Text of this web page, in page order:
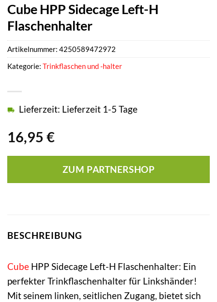
Cube HPP Sidecage Left-H
Flaschenhalter
16,95 €
Lieferzeit: Lieferzeit 1-5 Tage
ZUM PARTNERSHOP
Artikelnummer: 4250589472972
Kategorie: Trinkflaschen und -halter
BESCHREIBUNG
Cube HPP Sidecage Left-H Flaschenhalter: Ein
perfekter Trinkflaschenhalter für Linkshänder!
Mit seinem linken, seitlichen Zugang, bietet sich